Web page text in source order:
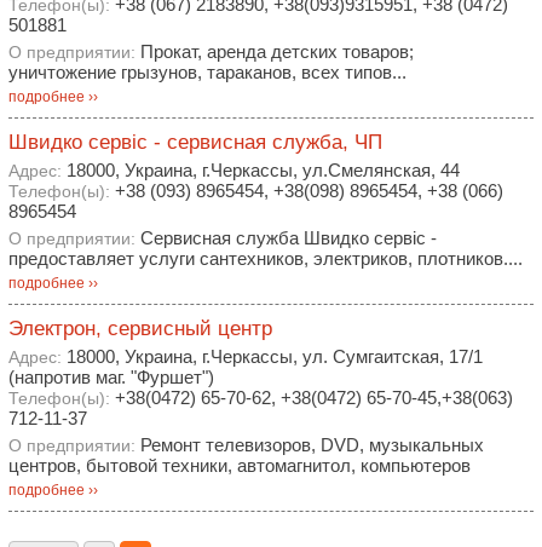
Телефон(ы): +38 (067) 2183890, +38(093)9315951, +38 (0472)
501881
О предприятии: Прокат, аренда детских товаров;
уничтожение грызунов, тараканов, всех типов...
подробнее ››
Швидко сервіс - сервисная служба, ЧП
Адрес: 18000, Украина, г.Черкассы, ул.Смелянская, 44
Телефон(ы): +38 (093) 8965454, +38(098) 8965454, +38 (066)
8965454
О предприятии: Сервисная служба Швидко сервіс -
предоставляет услуги сантехников, электриков, плотников....
подробнее ››
Электрон, сервисный центр
Адрес: 18000, Украина, г.Черкассы, ул. Сумгаитская, 17/1
(напротив маг. "Фуршет")
Телефон(ы): +38(0472) 65-70-62, +38(0472) 65-70-45,+38(063)
712-11-37
О предприятии: Ремонт телевизоров, DVD, музыкальных
центров, бытовой техники, автомагнитол, компьютеров
подробнее ››